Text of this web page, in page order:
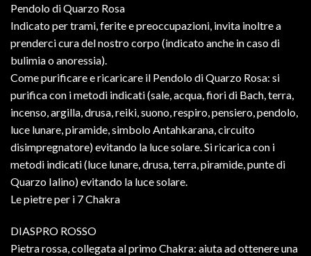
Pendolo di Quarzo Rosa
Indicato per trami, ferite e preoccupazioni, invita inoltre a
prenderci cura del nostro corpo (indicato anche in caso di
bulimia o anoressia).
Come purificare e ricaricare il Pendolo di Quarzo Rosa: si
purifica con i metodi indicati (sale, acqua, fiori di Bach, terra,
incenso, argilla, drusa, reiki, suono, respiro, pensiero, pendolo,
luce lunare, piramide, simbolo Antahkarana, circuito
disimpregnatore) evitando la luce solare. Si ricarica con i
metodi indicati (luce lunare, drusa, terra, piramide, punte di
Quarzo Ialino) evitando la luce solare.
Le pietre per i 7 Chakra
DIASPRO ROSSO
Pietra rossa, collegata al primo Chakra: aiuta ad ottenere una